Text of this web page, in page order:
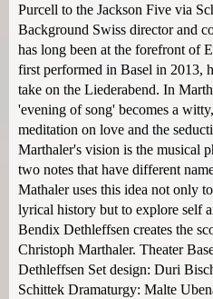
Purcell to the Jackson Five via
Background Swiss director and
has long been at the forefront of
first performed in Basel in 2013,
take on the Liederabend. In
'evening of song' becomes a
meditation on love and the
Marthaler's vision is the musical
two notes that have different
Mathaler uses this idea not only
lyrical history but to explore self
Bendix Dethleffsen creates the
Christoph Marthaler. Theater
Dethleffsen Set design: Duri
Schittek Dramaturgy: Malte